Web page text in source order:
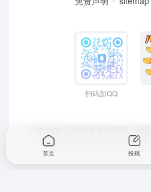
扫码加QQ
ICP备2022039259号
、 粤公网
首页 投稿